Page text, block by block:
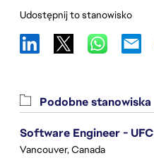
Udostępnij to stanowisko
Podobne stanowiska
Software Engineer - UFC
Vancouver, Canada